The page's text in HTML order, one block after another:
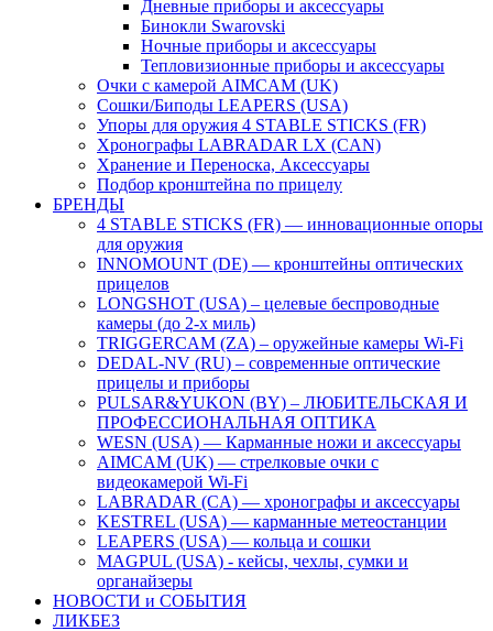
Дневные приборы и аксессуары
Бинокли Swarovski
Ночные приборы и аксессуары
Тепловизионные приборы и аксессуары
Очки с камерой AIMCAM (UK)
Сошки/Биподы LEAPERS (USA)
Упоры для оружия 4 STABLE STICKS (FR)
Хронографы LABRADAR LX (CAN)
Хранение и Переноска, Аксессуары
Подбор кронштейна по прицелу
БРЕНДЫ
4 STABLE STICKS (FR) — инновационные опоры
для оружия
INNOMOUNT (DE) — кронштейны оптических
прицелов
LONGSHOT (USA) – целевые беспроводные
камеры (до 2-х миль)
TRIGGERCAM (ZA) – оружейные камеры Wi-Fi
DEDAL-NV (RU) – современные оптические
прицелы и приборы
PULSAR&YUKON (BY) – ЛЮБИТЕЛЬСКАЯ И
ПРОФЕССИОНАЛЬНАЯ ОПТИКА
WESN (USA) — Карманные ножи и аксессуары
AIMCAM (UK) — стрелковые очки с
видеокамерой Wi-Fi
LABRADAR (CA) — хронографы и аксессуары
KESTREL (USA) — карманные метеостанции
LEAPERS (USA) — кольца и сошки
MAGPUL (USA) - кейсы, чехлы, сумки и
органайзеры
НОВОСТИ и СОБЫТИЯ
ЛИКБЕЗ